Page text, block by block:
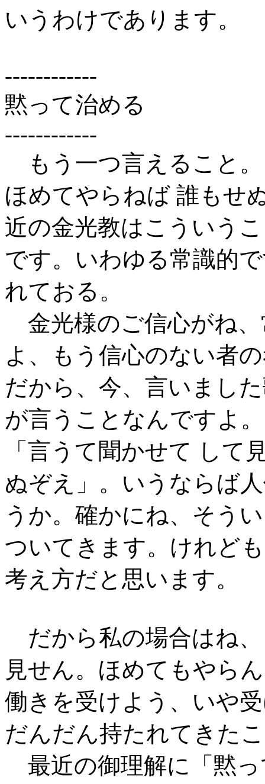
いうわけであります。
------------
黙って治める
------------
もう一つ言えること
ほめてやらねば 誰もせ
近の金光教はこういう
です。いわゆる常識的
れておる。
金光様のご信心がね
よ、もう信心のない者
だから、今、言いまし
が言うことなんですよ。
「言うて聞かせて して
ぬぞえ」。いうならば
うか。確かにね、そう
ついてきます。けれど
考え方だと思います。
だから私の場合はね
見せん。ほめてもやら
働きを受けよう、いや
だんだん持たれてきた
最近の御理解に「黙